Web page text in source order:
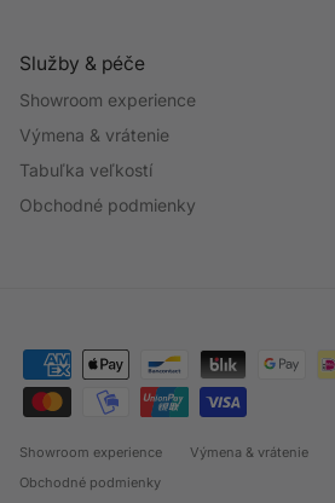
Služby & péče
Showroom experience
Výmena & vrátenie
Tabuľka veľkostí
Obchodné podmienky
Showroom experience Výmena & vrátenie
Obchodné podmienky